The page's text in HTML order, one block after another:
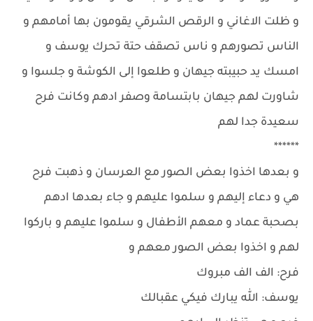
و ظلت الاغاني و الرقص الشرقي يقومون بها أمامهم و
الناس تصورهم و ناس تصقف حتة تحرك يوسف و
امسك يد حبيبته جيهان و طلعوا إلى الكوشة و جلسوا و
شاورت لهم جيهان بابتسامة وصفر ادهم وكانت فرح
سعيدة جدا لهم
******
و بعدها اخذوا بعض الصور مع العرسان و ذهبت فرح
هي و دعاء إليهم و سلموا عليهم و جاء بعدها ادهم
بصحبة عماد و معهم الأطفال و سلموا عليهم و باركوا
لهم و اخذوا بعض الصور معهم و
فرح: الف الف مبروك
يوسف: الله يبارك فيكي عقبالك